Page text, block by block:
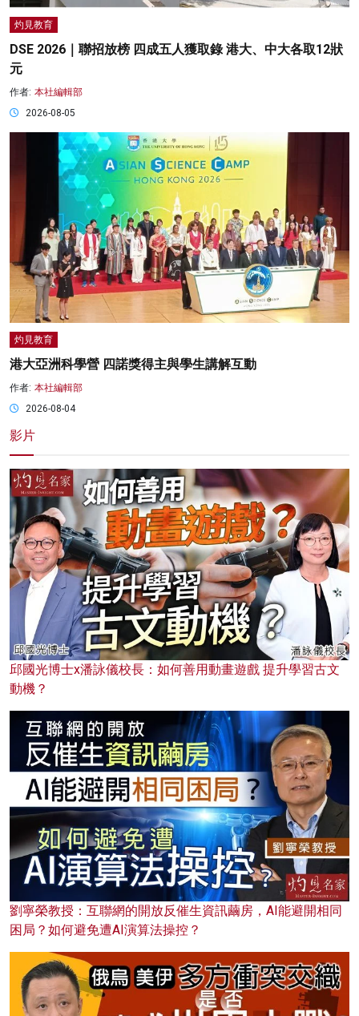
灼見教育
DSE 2026｜聯招放榜 四成五人獲取錄 港大、中大各取12狀
元
作者: 本社編輯部
2026-08-05
灼見教育
港大亞洲科學營 四諾獎得主與學生講解互動
作者: 本社編輯部
2026-08-04
影片
邱國光博士x潘詠儀校長：如何善用動畫遊戲 提升學習古文
動機？
劉寧榮教授：互聯網的開放反催生資訊繭房，AI能避開相同
困局？如何避免遭AI演算法操控？